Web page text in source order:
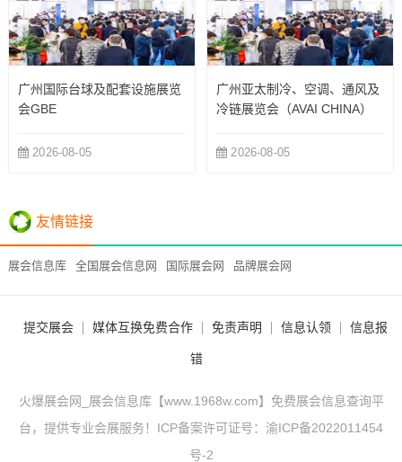
广州国际台球及配套设施展览
会GBE
2026-08-05
广州亚太制冷、空调、通风及
冷链展览会（AVAI CHINA）
2026-08-05
友情链接
展会信息库 全国展会信息网 国际展会网 品牌展会网
提交展会 媒体互换免费合作 免责声明 信息认领 信息报
错
火爆展会网_展会信息库【www.1968w.com】免费展会信息查询平
台，提供专业会展服务！ICP备案许可证号： 渝ICP备2022011454
号-2